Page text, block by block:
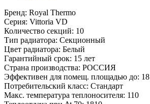
Бренд: Royal Thermo
Серия: Vittoria VD
Количество секций: 10
Тип радиатора: Секционный
Цвет радиатора: Белый
Гарантийный срок: 15 лет
Страна производства: РОССИЯ
Эффективен для помещ. площадью до: 18
Потребительский класс: Стандарт
Макс. температура теплоносителя: 110